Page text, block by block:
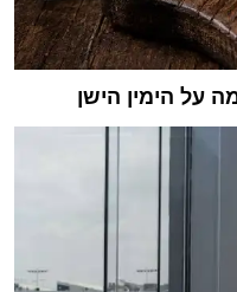
על הימין הישן